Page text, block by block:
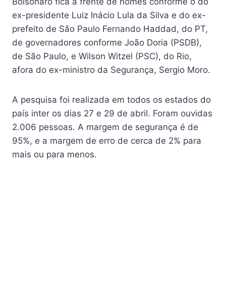
ex-presidente Luiz Inácio Lula da Silva e do ex-
prefeito de São Paulo Fernando Haddad, do PT,
de governadores conforme João Doria (PSDB),
de São Paulo, e Wilson Witzel (PSC), do Rio,
afora do ex-ministro da Segurança, Sergio Moro.
A pesquisa foi realizada em todos os estados do
país inter os dias 27 e 29 de abril. Foram ouvidas
2.006 pessoas. A margem de segurança é de
95%, e a margem de erro de cerca de 2% para
mais ou para menos.